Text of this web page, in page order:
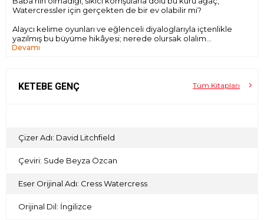
Watercressler için gerçekten de bir ev olabilir mi?
Alaycı kelime oyunları ve eğlenceli diyaloglarıyla içtenlikle
yazılmış bu büyüme hikâyesi; nerede olursak olalım
gelişmek ve yola devam etmek için ilham veriyor.
muhteşem bir şekilde yansıtıyor. . . Cress'in karamsar ruh
olan bu dünyada hayattan keyif almaya ve bağlar kurmaya
devam etmeliyiz.
-The New York Times Book Review
Devamı
KETEBE GENÇ Tüm Kitapları
Çizer Adı: David Litchfield
Çeviri: Sude Beyza Özcan
Eser Orijinal Adı: Cress Watercress
Orijinal Dil: İngilizce